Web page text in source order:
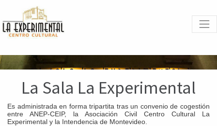
La Sala La Experimental
Es administrada en forma tripartita tras un convenio de cogestión
entre ANEP-CEIP, la Asociación Civil Centro Cultural La
Experimental y la Intendencia de Montevideo.